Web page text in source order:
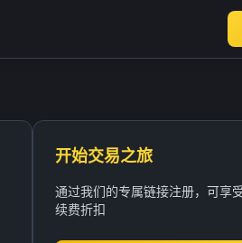
开始交易之旅
通过我们的专属链接注册，可享
续费折扣